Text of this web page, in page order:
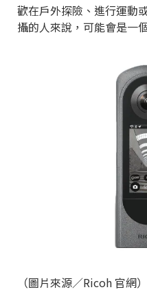
歡在戶外探險、進行運動
攝的人來說，可能會是一
（圖片來源／Ricoh 官網）